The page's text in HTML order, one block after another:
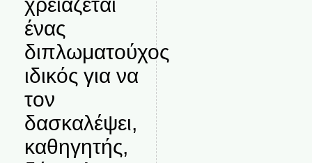
ένας
διπλωματούχος
ιδικός για να
τον
δασκαλέψει,
καθηγητής,